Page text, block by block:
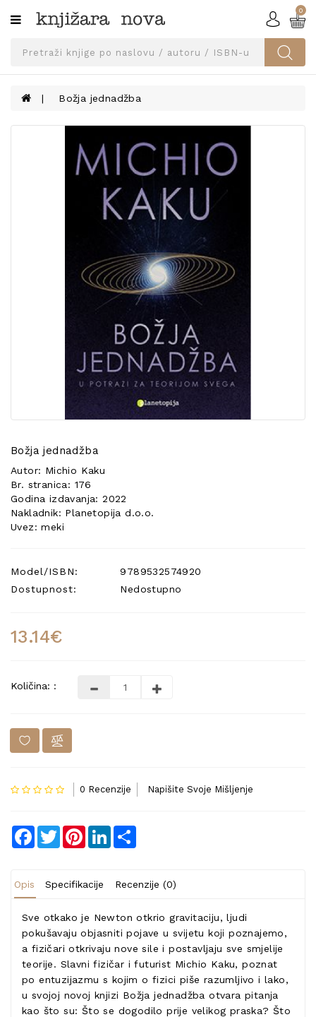
Kategorije
SVEUČILIŠNA
UDŽBENICI
KNJIGE
0
Božja jednadžba
Božja jednadžba
Autor: Michio Kaku
Br. stranica: 176
Godina izdavanja: 2022
Nakladnik: Planetopija d.o.o.
Uvez: meki
Model/ISBN:
9789532574920
Dostupnost:
Nedostupno
13.14€
Količina: :
0 Recenzije Napišite Svoje Mišljenje
Facebook
TwitterPinterestLinkedIn
Opis Specifikacije Recenzije (0)
Sve otkako je Newton otkrio gravitaciju, ljudi
pokušavaju objasniti pojave u svijetu koji poznajemo,
a fizičari otkrivaju nove sile i postavljaju sve smjelije
teorije. Slavni fizičar i futurist Michio Kaku, poznat
po entuzijazmu s kojim o fizici piše razumljivo i lako,
u svojoj novoj knjizi Božja jednadžba otvara pitanja
kao što su: Što se dogodilo prije velikog praska? Što